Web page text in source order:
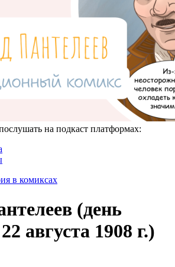
на подкаст платформах:
в комиксах
(день
августа 1908 г.)